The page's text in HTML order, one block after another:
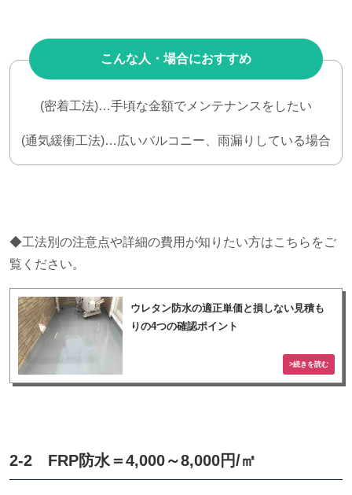
こんな人・場合におすすめ
(密着工法)…手頃な金額でメンテナンスをしたい
(通気緩衝工法)…広いバルコニー、雨漏りしている場合
◆工法別の注意点や詳細の費用が知りたい方はこちらをご
覧ください。
ウレタン防水の適正単価と損しない見積も
りの4つの確認ポイント
2-2 FRP防水＝4,000～8,000円/㎡